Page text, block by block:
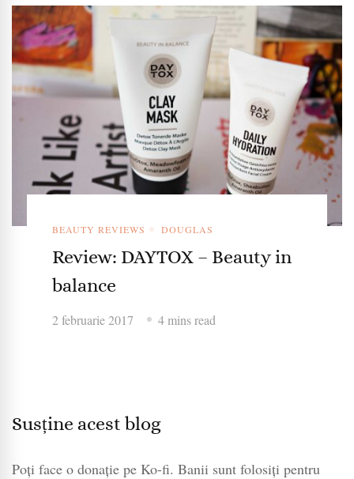
BEAUTY REVIEWS DOUGLAS
Review: DAYTOX – Beauty in
balance
2 februarie 2017 4 mins read
Susține acest blog
Poți face o donație pe Ko-fi. Banii sunt folosiți pentru